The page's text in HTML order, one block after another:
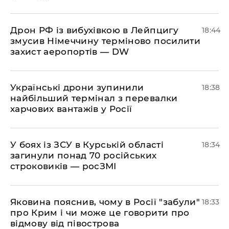
​Дрон РФ із вибухівкою в Лейпцигу
змусив Німеччину терміново посилити
захист аеропортів — DW
18:44
​Українські дрони зупинили
найбільший термінал з перевалки
харчових вантажів у Росії
18:38
​У боях із ЗСУ в Курській області
загинули понад 70 російських
строковиків — росЗМІ
18:34
​Яковина пояснив, чому в Росії "забули"
про Крим і чи може це говорити про
відмову від півострова
18:33